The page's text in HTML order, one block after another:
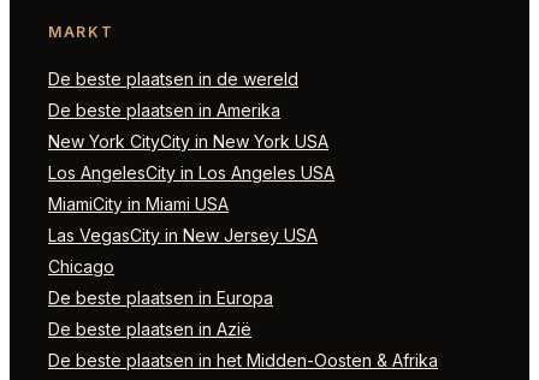
MARKT
De beste plaatsen in de wereld
De beste plaatsen in Amerika
New York CityCity in New York USA
Los AngelesCity in Los Angeles USA
MiamiCity in Miami USA
Las VegasCity in New Jersey USA
Chicago
De beste plaatsen in Europa
De beste plaatsen in Azië
De beste plaatsen in het Midden-Oosten & Afrika